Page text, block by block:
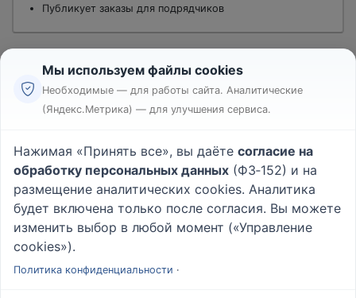
Публикует заказы для подрядчиков
Реклама
Пользовательское соглашение
Политика конфиденциальности
Вопрос - Ответ|О проекте
Мы используем файлы cookies
Необходимые — для работы сайта. Аналитические
(Яндекс.Метрика) — для улучшения сервиса.
Нажимая «Принять все», вы даёте согласие на
обработку персональных данных (ФЗ‑152) и на
размещение аналитических cookies. Аналитика
будет включена только после согласия. Вы можете
изменить выбор в любой момент («Управление
cookies»).
Политика конфиденциальности ·